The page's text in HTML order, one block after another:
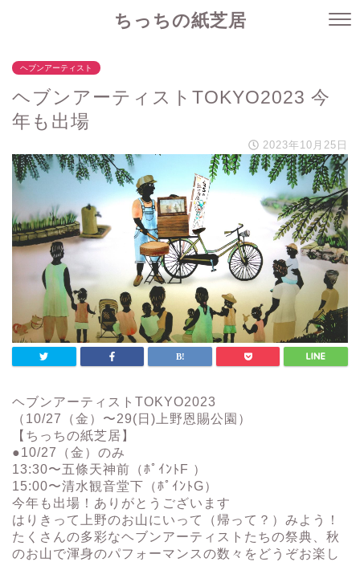
ちっちの紙芝居
ヘブンアーティスト
ヘブンアーティストTOKYO2023 今
年も出場
2023年10月25日
ヘブンアーティストTOKYO2023
（10/27（金）〜29(日)上野恩賜公園）
【ちっちの紙芝居】
●10/27（金）のみ
13:30〜五條天神前（ﾎﾟｲﾝﾄF ）
15:00〜清水観音堂下（ﾎﾟｲﾝﾄG）
今年も出場！ありがとうございます
はりきって上野のお山にいって（帰って？）みよう！
たくさんの多彩なヘブンアーティストたちの祭典、秋
のお山で渾身のパフォーマンスの数々をどうぞお楽し